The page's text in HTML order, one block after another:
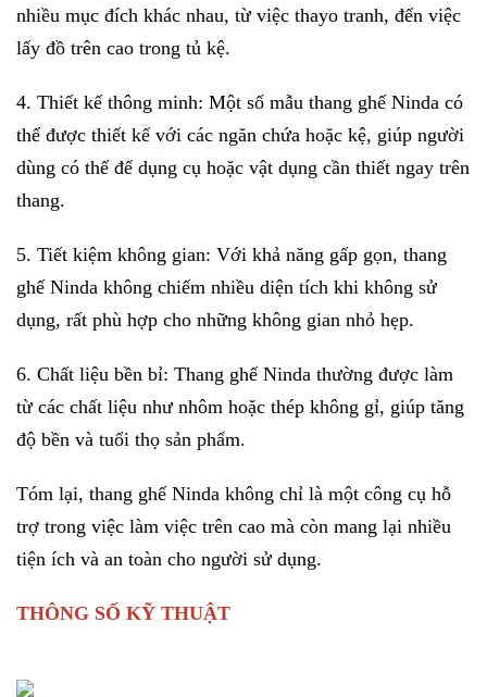
nhiều mục đích khác nhau, từ việc thayo tranh, đến việc
lấy đồ trên cao trong tủ kệ.
4. Thiết kế thông minh: Một số mẫu thang ghế Ninda có
thể được thiết kế với các ngăn chứa hoặc kệ, giúp người
dùng có thể để dụng cụ hoặc vật dụng cần thiết ngay trên
thang.
5. Tiết kiệm không gian: Với khả năng gấp gọn, thang
ghế Ninda không chiếm nhiều diện tích khi không sử
dụng, rất phù hợp cho những không gian nhỏ hẹp.
6. Chất liệu bền bỉ: Thang ghế Ninda thường được làm
từ các chất liệu như nhôm hoặc thép không gỉ, giúp tăng
độ bền và tuổi thọ sản phẩm.
Tóm lại, thang ghế Ninda không chỉ là một công cụ hỗ
trợ trong việc làm việc trên cao mà còn mang lại nhiều
tiện ích và an toàn cho người sử dụng.
THÔNG SỐ KỸ THUẬT